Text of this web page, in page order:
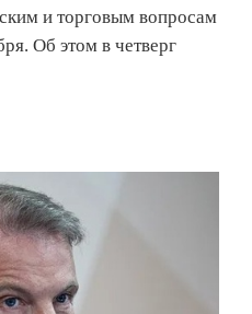
и торговым вопросам
Об этом в четверг